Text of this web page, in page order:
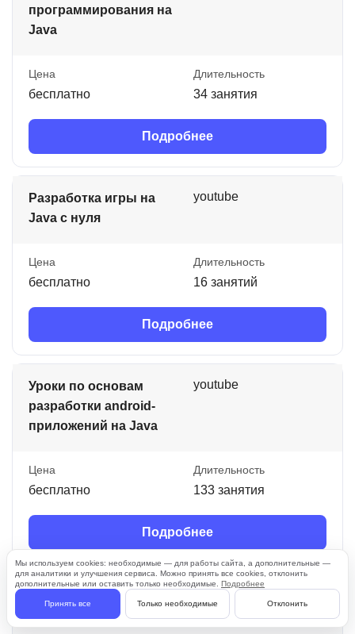
программирования на
Java
Цена
бесплатно
Длительность
34 занятия
Подробнее
Разработка игры на
Java с нуля
youtube
Цена
бесплатно
Длительность
16 занятий
Подробнее
Уроки по основам
разработки android-
приложений на Java
youtube
Цена
бесплатно
Длительность
133 занятия
Подробнее
Уроки Java для
youtube
Мы используем cookies: необходимые — для работы сайта, а дополнительные —
для аналитики и улучшения сервиса. Можно принять все cookies, отклонить
дополнительные или оставить только необходимые. Подробнее
Принять все Только необходимые Отклонить